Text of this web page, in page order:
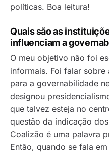
políticas. Boa leitura!
Quais são as
influenciam a
O meu objetivo não foi
informais. Foi falar sobre
para a governabilidade
designou
que talvez esteja no
questão da indicação
Coalizão é uma palavra
Então, quando se fala